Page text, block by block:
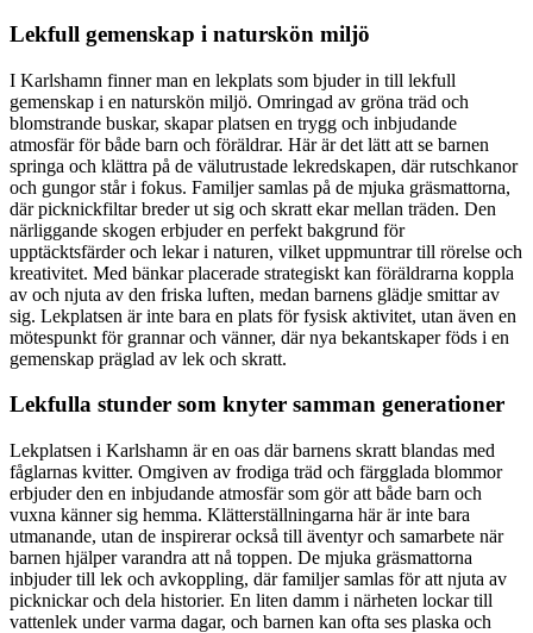
Lekfull gemenskap i naturskön miljö
I Karlshamn finner man en lekplats som bjuder in till lekfull
gemenskap i en naturskön miljö. Omringad av gröna träd och
blomstrande buskar, skapar platsen en trygg och inbjudande
atmosfär för både barn och föräldrar. Här är det lätt att se barnen
springa och klättra på de välutrustade lekredskapen, där rutschkanor
och gungor står i fokus. Familjer samlas på de mjuka gräsmattorna,
där picknickfiltar breder ut sig och skratt ekar mellan träden. Den
närliggande skogen erbjuder en perfekt bakgrund för
upptäcktsfärder och lekar i naturen, vilket uppmuntrar till rörelse och
kreativitet. Med bänkar placerade strategiskt kan föräldrarna koppla
av och njuta av den friska luften, medan barnens glädje smittar av
sig. Lekplatsen är inte bara en plats för fysisk aktivitet, utan även en
mötespunkt för grannar och vänner, där nya bekantskaper föds i en
gemenskap präglad av lek och skratt.
Lekfulla stunder som knyter samman generationer
Lekplatsen i Karlshamn är en oas där barnens skratt blandas med
fåglarnas kvitter. Omgiven av frodiga träd och färgglada blommor
erbjuder den en inbjudande atmosfär som gör att både barn och
vuxna känner sig hemma. Klätterställningarna här är inte bara
utmanande, utan de inspirerar också till äventyr och samarbete när
barnen hjälper varandra att nå toppen. De mjuka gräsmattorna
inbjuder till lek och avkoppling, där familjer samlas för att njuta av
picknickar och dela historier. En liten damm i närheten lockar till
vattenlek under varma dagar, och barnen kan ofta ses plaska och